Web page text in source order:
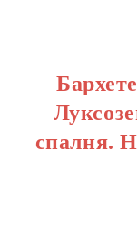
спалня.